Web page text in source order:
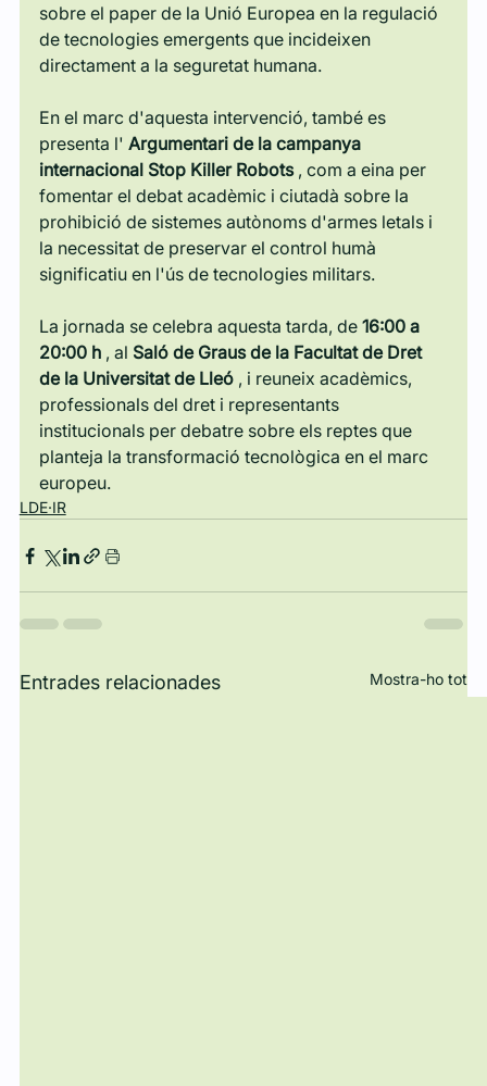
sobre el paper de la Unió Europea en la regulació
de tecnologies emergents que incideixen
directament a la seguretat humana.
En el marc d'aquesta intervenció, també es
presenta l' Argumentari de la campanya
internacional Stop Killer Robots , com a eina per
fomentar el debat acadèmic i ciutadà sobre la
prohibició de sistemes autònoms d'armes letals i
la necessitat de preservar el control humà
significatiu en l'ús de tecnologies militars.
La jornada se celebra aquesta tarda, de 16:00 a
20:00 h , al Saló de Graus de la Facultat de Dret
de la Universitat de Lleó , i reuneix acadèmics,
professionals del dret i representants
institucionals per debatre sobre els reptes que
planteja la transformació tecnològica en el marc
europeu.
LDE·IR
Entrades relacionades Mostra-ho tot